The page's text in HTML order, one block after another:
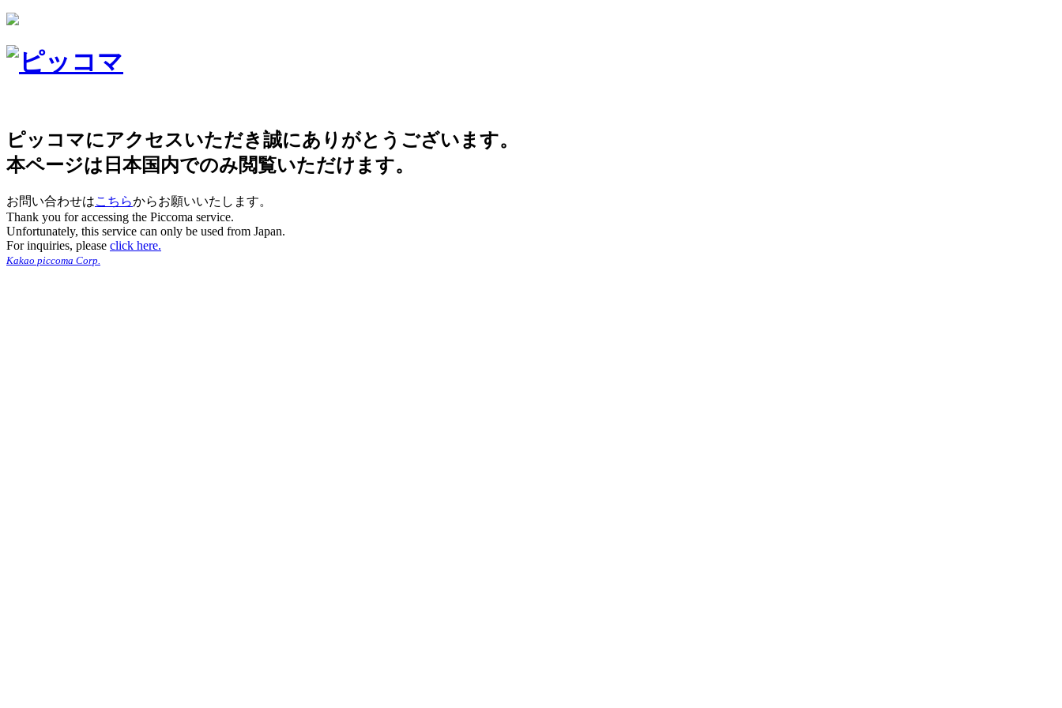
ピッコマにアクセスいただき誠にありがとうございます。
本ページは日本国内でのみ閲覧いただけます。
お問い合わせはこちらからお願いいたします。
Thank you for accessing the Piccoma service.
Unfortunately, this service can only be used from Japan.
For inquiries, please click here.
Kakao piccoma Corp.